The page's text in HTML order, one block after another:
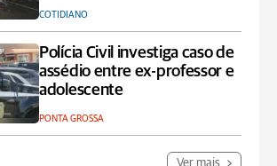
COTIDIANO
Polícia Civil investiga caso de
assédio entre ex-professor e
adolescente
PONTA GROSSA
Ver mais